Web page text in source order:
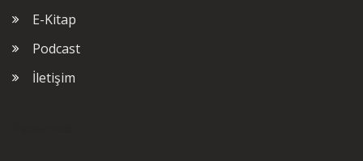
E-Kitap
Podcast
İletişim